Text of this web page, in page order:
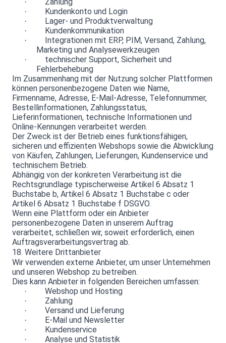
·
· Kundenkonto und Login
· Lager- und Produktverwaltung
· Kundenkommunikation
·
Integrationen mit ERP, PIM, Versand, Zahlung,
Marketing und Analysewerkzeugen
·
technischer Support, Sicherheit und
Fehlerbehebung
Im Zusammenhang mit der Nutzung solcher Plattformen
können personenbezogene Daten wie Name,
Firmenname, Adresse, E-Mail-Adresse, Telefonnummer,
Bestellinformationen, Zahlungsstatus,
Lieferinformationen, technische Informationen und
Online-Kennungen verarbeitet werden.
Der Zweck ist der Betrieb eines funktionsfähigen,
sicheren und effizienten Webshops sowie die Abwicklung
von Käufen, Zahlungen, Lieferungen, Kundenservice und
technischem Betrieb.
Abhängig von der konkreten Verarbeitung ist die
Rechtsgrundlage typischerweise Artikel 6 Absatz 1
Buchstabe b, Artikel 6 Absatz 1 Buchstabe c oder
Artikel 6 Absatz 1 Buchstabe f DSGVO.
Wenn eine Plattform oder ein Anbieter
personenbezogene Daten in unserem Auftrag
verarbeitet, schließen wir, soweit erforderlich, einen
Auftragsverarbeitungsvertrag ab.
18. Weitere Drittanbieter
Wir verwenden externe Anbieter, um unser Unternehmen
und unseren Webshop zu betreiben.
Dies kann Anbieter in folgenden Bereichen umfassen:
· Webshop und Hosting
· Zahlung
· Versand und Lieferung
· E-Mail und Newsletter
· Kundenservice
· Analyse und Statistik